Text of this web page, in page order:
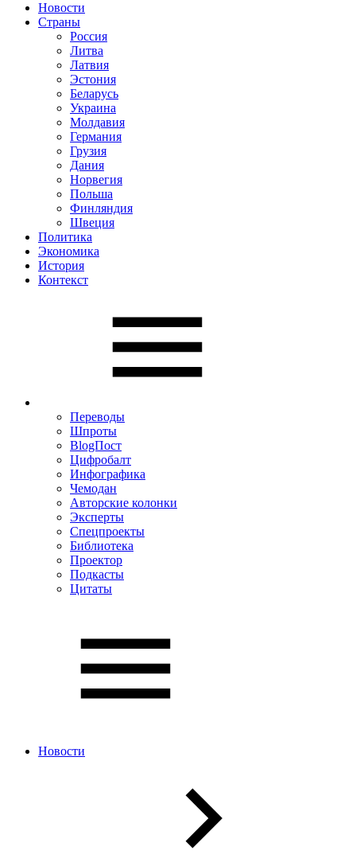
Новости
Страны
Россия
Литва
Латвия
Эстония
Беларусь
Украина
Молдавия
Германия
Грузия
Дания
Норвегия
Польша
Финляндия
Швеция
Политика
Экономика
История
Контекст
Переводы
Шпроты
BlogПост
Цифробалт
Инфографика
Чемодан
Авторские колонки
Эксперты
Спецпроекты
Библиотека
Проектор
Подкасты
Цитаты
Новости